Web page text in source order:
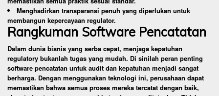
Menghadirkan transparansi penuh yang diperlukan untuk
membangun kepercayaan regulator.
Rangkuman Software Pencatatan
Dalam dunia bisnis yang serba cepat, menjaga kepatuhan
regulatory bukanlah tugas yang mudah. Di sinilah peran penting
software pencatatan untuk audit dan kepatuhan menjadi sangat
berharga. Dengan menggunakan teknologi ini, perusahaan dapat
memastikan bahwa semua proses mereka tercatat dengan baik,